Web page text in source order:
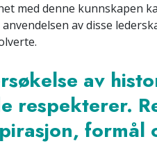
med denne kunnskapen
av disse
av
respekterer.
formål